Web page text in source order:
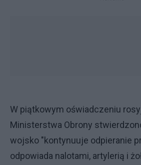
W piątkowym oświadczeniu
Ministerstwa Obrony
wojsko "kontynuuje odpieranie
odpowiada nalotami, artylerią i